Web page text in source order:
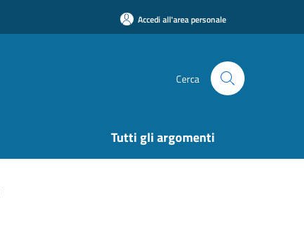
Accedi all'area personale
Cerca
Tutti gli argomenti